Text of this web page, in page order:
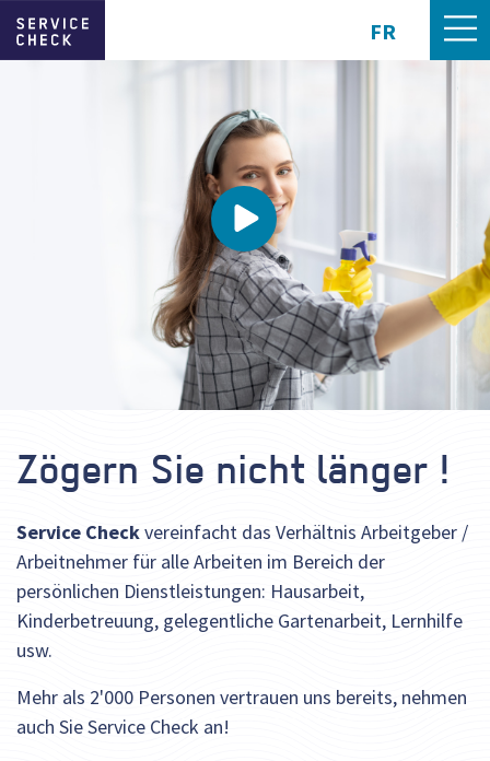
FR
Zögern Sie nicht länger !
Service Checkvereinfacht das Verhältnis Arbeitgeber /
Arbeitnehmer für alle Arbeiten im Bereich der
persönlichen Dienstleistungen: Hausarbeit,
Kinderbetreuung, gelegentliche Gartenarbeit, Lernhilfe
usw.
Mehr als 2'000 Personen vertrauen uns bereits, nehmen
auch Sie Service Check an!